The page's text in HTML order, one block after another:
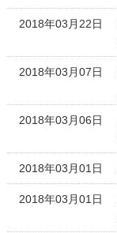
2018年03月22日
2018年03月07日
2018年03月06日
2018年03月01日
2018年03月01日